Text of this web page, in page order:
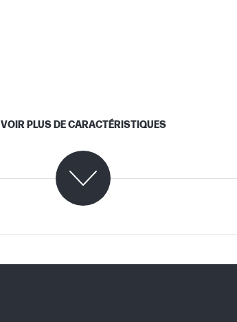
VOIR PLUS DE CARACTÉRISTIQUES
C08521365 (PDF)